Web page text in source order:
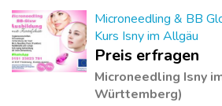
färben, Aug...
Microneedling & BB
Kurs Isny im Allgäu
Preis erfragen
Microneedling Isny
Württemberg)